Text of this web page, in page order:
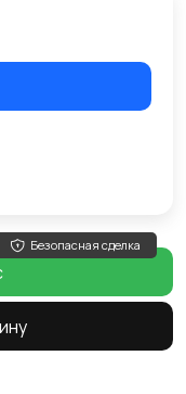
Безопасная сделка